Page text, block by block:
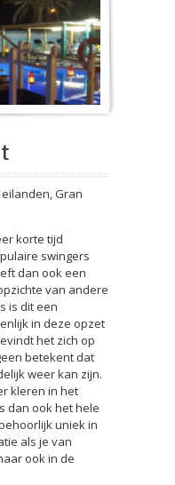
,Gran
korte tijd
swingers
dan ook een
van andere
is dit een
in deze opzet
het zich op
betekent dat
weer kan zijn.
kleren in het
dan ook het hele
uniek in
als je van
ook in de